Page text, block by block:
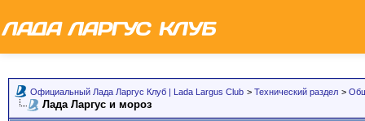
Официальный Лада Ларгус Клуб | Lada Largus Club > Технический раздел >
Лада Ларгус и мороз